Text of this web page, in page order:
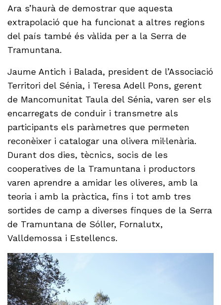
Ara s’haurà de demostrar que aquesta
extrapolació que ha funcionat a altres regions
del país també és vàlida per a la Serra de
Tramuntana.
Jaume Antich i Balada, president de l’Associació
Territori del Sénia, i Teresa Adell Pons, gerent
de Mancomunitat Taula del Sénia, varen ser els
encarregats de conduir i transmetre als
participants els paràmetres que permeten
reconèixer i catalogar una olivera mil·lenària.
Durant dos dies, tècnics, socis de les
cooperatives de la Tramuntana i productors
varen aprendre a amidar les oliveres, amb la
teoria i amb la pràctica, fins i tot amb tres
sortides de camp a diverses finques de la Serra
de Tramuntana de Sóller, Fornalutx,
Valldemossa i Estellencs.